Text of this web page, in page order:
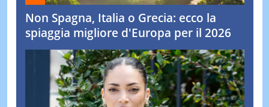
Non Spagna, Italia o Grecia: ecco la
spiaggia migliore d'Europa per il 2026